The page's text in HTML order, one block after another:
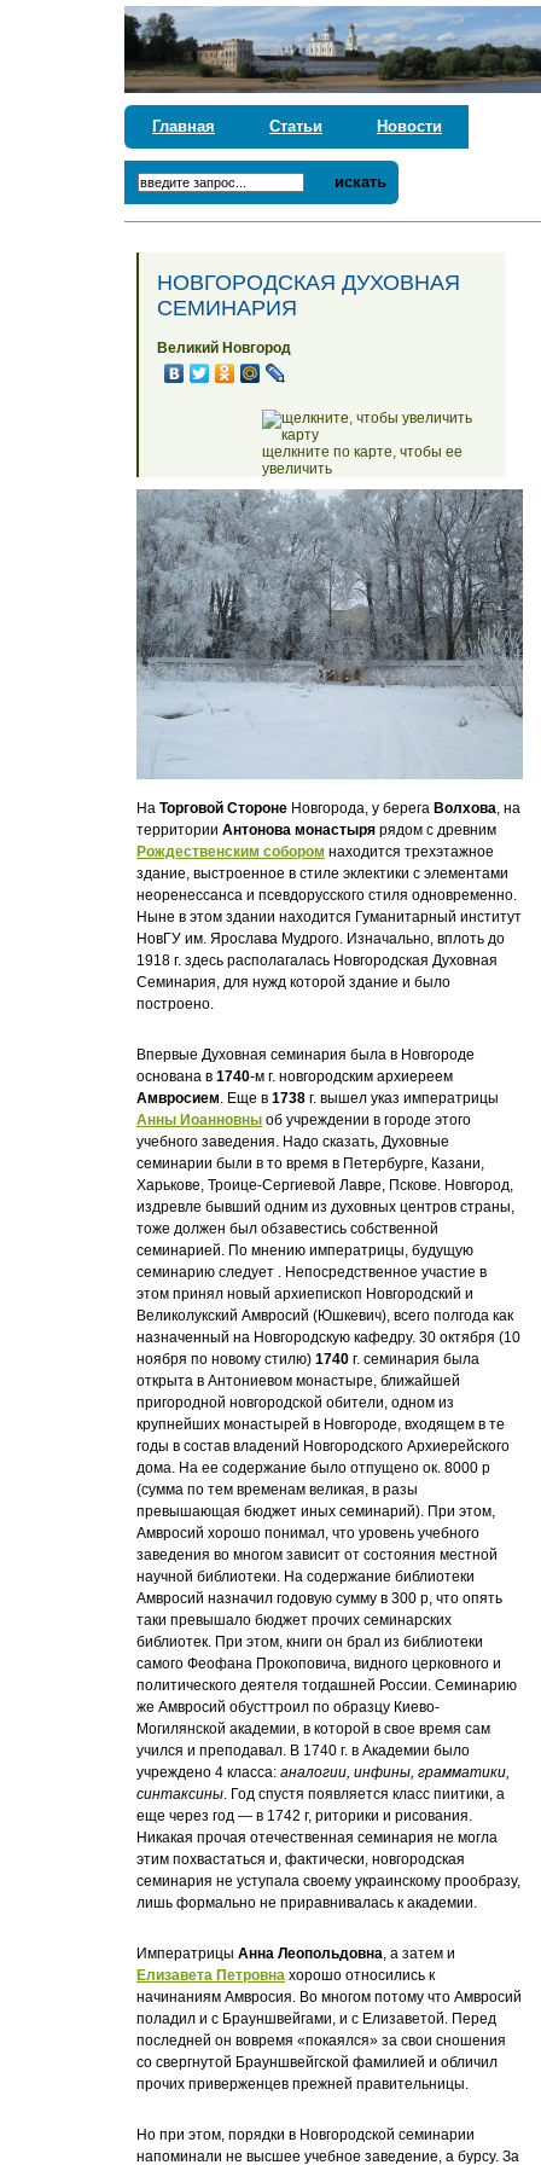
Главная Статьи Новости
искать
НОВГОРОДСКАЯ ДУХОВНАЯ
СЕМИНАРИЯ
Великий Новгород
щелкните по карте, чтобы ее
увеличить
НаТорговой Стороне Новгорода, у берегаВолхова, на
территорииАнтонова монастыря рядом с древним
Рождественским собором находится трехэтажное
здание, выстроенное в стиле эклектики с элементами
неоренессанса и псевдорусского стиля одновременно.
Ныне в этом здании находится Гуманитарный институт
НовГУ им. Ярослава Мудрого. Изначально, вплоть до
1918 г. здесь располагалась Новгородская Духовная
Семинария, для нужд которой здание и было
построено.
Впервые Духовная семинария была в Новгороде
основана в1740-м г. новгородским архиереем
Амвросием. Еще в1738 г. вышел указ императрицы
Анны Иоанновны об учреждении в городе этого
учебного заведения. Надо сказать, Духовные
семинарии были в то время в Петербурге, Казани,
Харькове, Троице-Сергиевой Лавре, Пскове. Новгород,
издревле бывший одним из духовных центров страны,
тоже должен был обзавестись собственной
семинарией. По мнению императрицы, будущую
семинарию следует . Непосредственное участие в
этом принял новый архиепископ Новгородский и
Великолукский Амвросий (Юшкевич), всего полгода как
назначенный на Новгородскую кафедру. 30 октября (10
ноября по новому стилю)1740 г. семинария была
открыта в Антониевом монастыре, ближайшей
пригородной новгородской обители, одном из
крупнейших монастырей в Новгороде, входящем в те
годы в состав владений Новгородского Архиерейского
дома. На ее содержание было отпущено ок. 8000 р
(сумма по тем временам великая, в разы
превышающая бюджет иных семинарий). При этом,
Амвросий хорошо понимал, что уровень учебного
заведения во многом зависит от состояния местной
научной библиотеки. На содержание библиотеки
Амвросий назначил годовую сумму в 300 р, что опять
таки превышало бюджет прочих семинарских
библиотек. При этом, книги он брал из библиотеки
самого Феофана Прокоповича, видного церковного и
политического деятеля тогдашней России. Семинарию
же Амвросий обусттроил по образцу Киево-
Могилянской академии, в которой в свое время сам
учился и преподавал. В 1740 г. в Академии было
учреждено 4 класса:аналогии, инфины, грамматики,
синтаксины. Год спустя появляется класс пиитики, а
еще через год — в 1742 г, риторики и рисования.
Никакая прочая отечественная семинария не могла
этим похвастаться и, фактически, новгородская
семинария не уступала своему украинскому прообразу,
лишь формально не приравнивалась к академии.
ИмператрицыАнна Леопольдовна, а затем и
Елизавета Петровна хорошо относились к
начинаниям Амвросия. Во многом потому что Амвросий
поладил и с Брауншвейгами, и с Елизаветой. Перед
последней он вовремя «покаялся» за свои сношения
со свергнутой Брауншвейгской фамилией и обличил
прочих приверженцев прежней правительницы.
Но при этом, порядки в Новгородской семинарии
напоминали не высшее учебное заведение, а бурсу. За